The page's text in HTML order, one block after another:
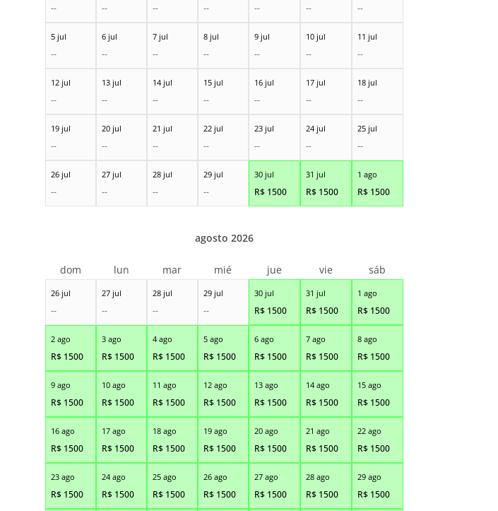
-- -- -- -- -- -- --
5 jul
--
6 jul
--
7 jul
--
8 jul
--
9 jul
--
10 jul
--
11 jul
--
12 jul
--
13 jul
--
14 jul
--
15 jul
--
16 jul
--
17 jul
--
18 jul
--
19 jul
--
20 jul
--
21 jul
--
22 jul
--
23 jul
--
24 jul
--
25 jul
--
26 jul
--
27 jul
--
28 jul
--
29 jul
--
30 jul
R$ 1500
31 jul
R$ 1500
1 ago
R$ 1500
26 jul
--
27 jul
--
28 jul
--
29 jul
--
30 jul
R$ 1500
31 jul
R$ 1500
1 ago
R$ 1500
2 ago
R$ 1500
3 ago
R$ 1500
4 ago
R$ 1500
5 ago
R$ 1500
6 ago
R$ 1500
7 ago
R$ 1500
8 ago
R$ 1500
9 ago
R$ 1500
10 ago
R$ 1500
11 ago
R$ 1500
12 ago
R$ 1500
13 ago
R$ 1500
14 ago
R$ 1500
15 ago
R$ 1500
16 ago
R$ 1500
17 ago
R$ 1500
18 ago
R$ 1500
19 ago
R$ 1500
20 ago
R$ 1500
21 ago
R$ 1500
22 ago
R$ 1500
23 ago
R$ 1500
24 ago
R$ 1500
25 ago
R$ 1500
26 ago
R$ 1500
27 ago
R$ 1500
28 ago
R$ 1500
29 ago
R$ 1500
agosto 2026
dom lun mar mié jue vie sáb